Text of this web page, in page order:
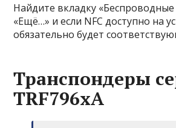
Найдите вкладку «Беспроводные
«Ещё…» и если NFC доступно на
обязательно будет
Транспондеры
TRF796xA